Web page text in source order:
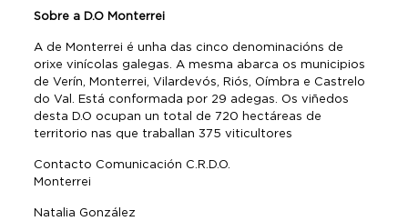
Sobre a D.O Monterrei
A de Monterrei é unha das cinco denominacións de
orixe vinícolas galegas. A mesma abarca os municipios
de Verín, Monterrei, Vilardevós, Riós, Oímbra e Castrelo
do Val. Está conformada por 29 adegas. Os viñedos
desta D.O ocupan un total de 720 hectáreas de
territorio nas que traballan 375 viticultores
Contacto Comunicación C.R.D.O.
Monterrei
Natalia González